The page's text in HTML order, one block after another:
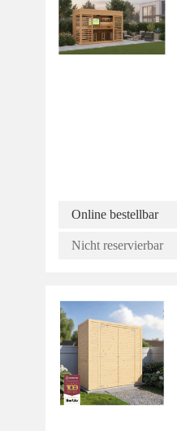
Online bestellbar
Nicht reservierbar